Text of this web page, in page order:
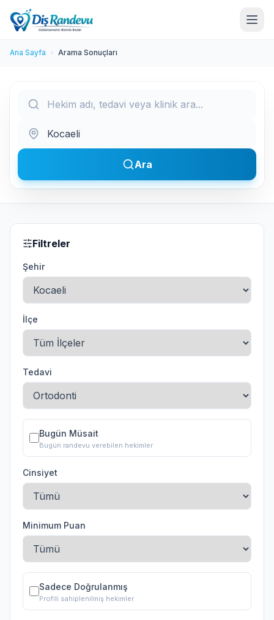
Ana Sayfa Arama Sonuçları
Şehir Seçin
Ara
Filtreler
Şehir
İlçe
Tedavi
Bugün Müsait
Bugün randevu verebilen hekimler
Cinsiyet
Minimum Puan
Sadece Doğrulanmış
Profili sahiplenilmiş hekimler